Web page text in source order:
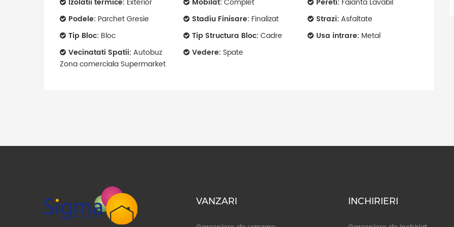
Podele:Parchet Gresie Stadiu Finisare: Finalizat Strazi:Asfaltate
Tip Bloc:Bloc Tip Structura Bloc:Cadre Usa intrare:Metal
Vecinatati Spatii:Autobuz
Zona comerciala Supermarket
Vedere: Spate
VANZARI INCHIRIERI